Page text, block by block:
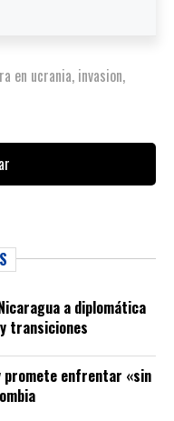
en ucrania, invasion,
a diplomática
transiciones
promete enfrentar «sin